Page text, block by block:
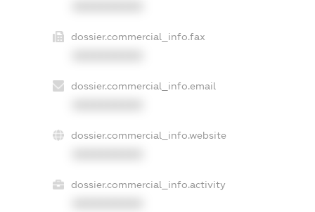
dossier.commercial_info.fax
dossier.commercial_info.email
dossier.commercial_info.website
dossier.commercial_info.activity